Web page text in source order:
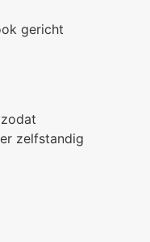
gericht
zelfstandig